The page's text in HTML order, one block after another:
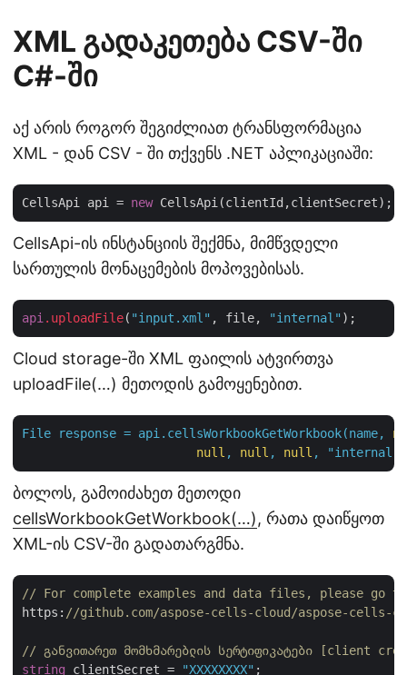
XML გადაკეთება CSV-ში
C#-ში
აქ არის როგორ შეგიძლიათ ტრანსფორმაცია
XML - დან CSV - ში თქვენს .NET აპლიკაციაში:
CellsApi api = new
CellsApi-ის ინსტანციის შექმნა, მიმწვდელი
სართულის მონაცემების მოპოვებისას.
api .uploadFile( "input.xml" , file, "internal"
Cloud storage-ში XML ფაილის ატვირთვა
uploadFile(…) მეთოდის გამოყენებით.
File response = api.cellsWorkbookGetWorkbook(name,
null , null , null , "internal"
ბოლოს, გამოიძახეთ მეთოდი
cellsWorkbookGetWorkbook(…), რათა დაიწყოთ
XML-ის CSV-ში გადათარგმნა.
// For complete examples and data files, please go
https: //github.com/aspose-cells-cloud/aspose-cells-
// განვითარეთ მომხმარებლის სერტიფიკატები [client
string clientSecret = "XXXXXXXX"